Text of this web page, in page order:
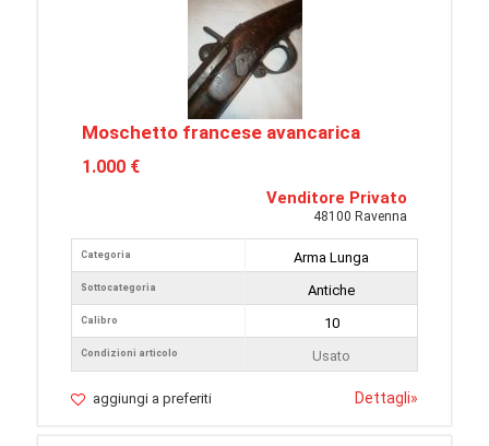
Moschetto francese avancarica
1.000 €
Venditore Privato
48100 Ravenna
Categoria
Sottocategoria
Calibro
Condizioni articolo
Arma Lunga
Antiche
10
Usato
aggiungi a preferiti Dettagli»